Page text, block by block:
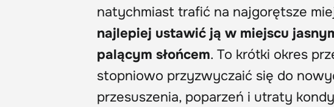
natychmiast trafić na najgorętsze
najlepiej ustawić ją w miejscu
palącym słońcem. To krótki okres
stopniowo przyzwyczaić się do
przesuszenia, poparzeń i utraty